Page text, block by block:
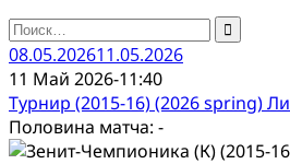
Найти:
08.05.202611.05.2026
11 Май 2026-11:40
Турнир (2015-16) (2026 spring)
Половина матча: -